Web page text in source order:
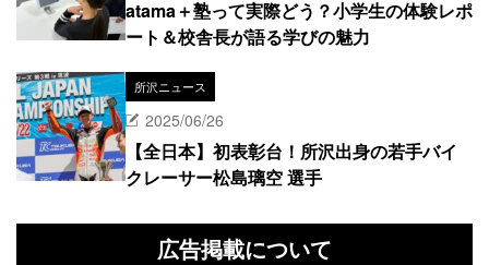
atama＋塾って実際どう？小学生の体験レポ
ート＆校舎長が語る学びの魅力
所沢ニュース
2025/06/26
【全日本】初表彰台！所沢出身の若手バイ
クレーサー松島璃空 選手
広告掲載について